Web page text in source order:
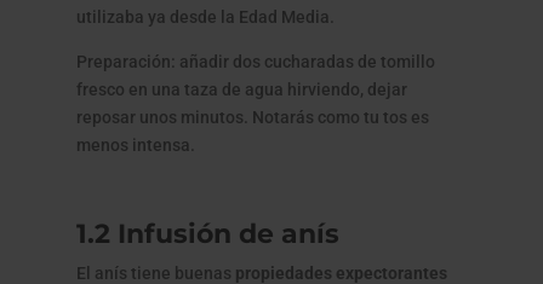
utilizaba ya desde la Edad Media.
Preparación: añadir dos cucharadas de tomillo
fresco en una taza de agua hirviendo, dejar
reposar unos minutos. Notarás como tu tos es
menos intensa.
1.2 Infusión de anís
El anís tiene buenas propiedades expectorantes